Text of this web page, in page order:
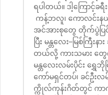
ရပါတယ်။ ဒါ့ကြောင့်ခ
ကန့်ဘလူ၊ ကောလင်းန
အင်အားစုတွေ တိုက်ပွဲပြ
ပြီး မန္တလေး–မြစ်ကြီးန
တယ်လို့ ကားသမား တွေက
မန္တလေးလမ်းပိုင်း ရွှ
ကော်မရှင်တပ်၊ ခင်ဦး
က္ကိုလ်ကုန်းဂိတ်တွင် ကာ